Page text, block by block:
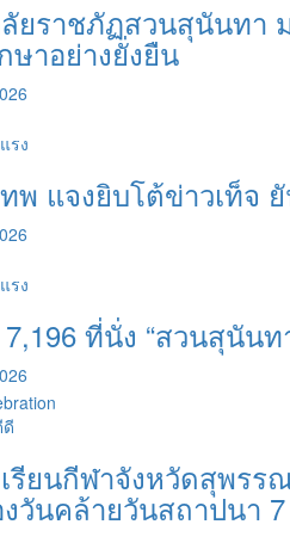
ยราชภัฏสวนสุนันทา
ษาอย่างยั่งยืน
รง
พ แจงยิบโต้ข่าวเท็จ
รง
ที่นั่ง “สวนสุนัน
เรียนกีฬาจังหวัดสุพร
วันคล้ายวันสถาปนา